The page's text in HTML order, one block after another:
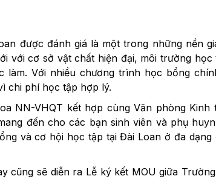
được đánh giá là một trong những nền
với cơ sở vật chất hiện đại, môi trường
làm. Với nhiều chương trình học bổng
chi phí học tập hợp lý.
NN-VHQT kết hợp cùngVăn phòng Kinh
đến cho các bạn sinh viên và phụ
và cơ hội học tập tại Đài Loan ở đa
cũng sẽ diễn ra Lễ ký kết MOU giữa